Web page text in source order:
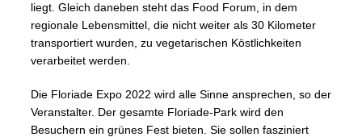
liegt. Gleich daneben steht das Food Forum, in dem
regionale Lebensmittel, die nicht weiter als 30 Kilometer
transportiert wurden, zu vegetarischen Köstlichkeiten
verarbeitet werden.
Die Floriade Expo 2022 wird alle Sinne ansprechen, so der
Veranstalter. Der gesamte Floriade-Park wird den
Besuchern ein grünes Fest bieten. Sie sollen fasziniert